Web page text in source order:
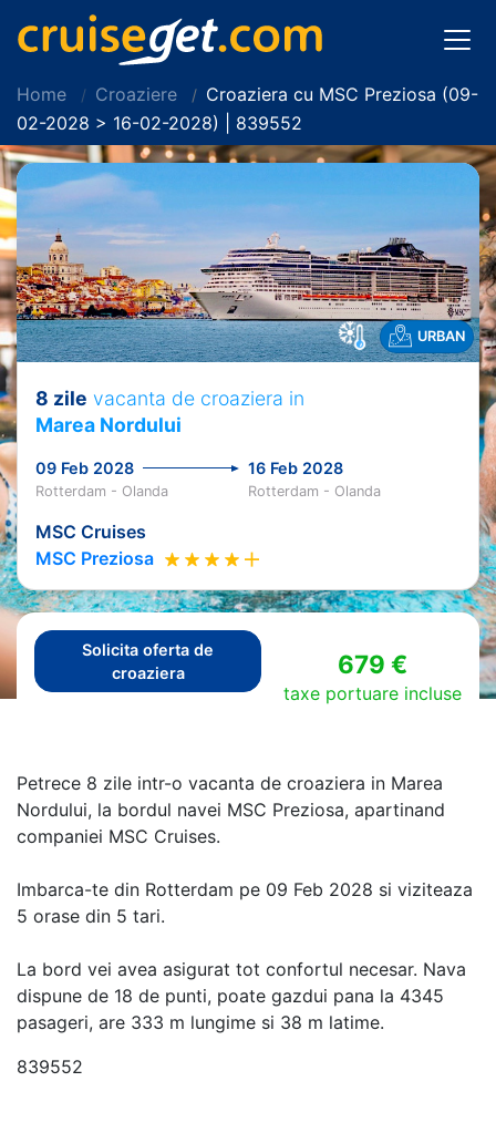
Home Croaziere
Croaziera cu MSC Preziosa (09-
02-2028 > 16-02-2028) | 839552
URBAN
8 zile vacanta de croaziera in
Marea Nordului
09 Feb 2028 16 Feb 2028
Rotterdam - Olanda Rotterdam - Olanda
MSC Cruises
MSC Preziosa
Solicita oferta de
croaziera
679 €
taxe portuare incluse
Petrece 8 zile intr-o vacanta de croaziera in Marea
Nordului, la bordul navei MSC Preziosa, apartinand
companiei MSC Cruises.
Imbarca-te din Rotterdam pe 09 Feb 2028 si viziteaza
5 orase din 5 tari.
La bord vei avea asigurat tot confortul necesar. Nava
dispune de 18 de punti, poate gazdui pana la 4345
pasageri, are 333 m lungime si 38 m latime.
839552